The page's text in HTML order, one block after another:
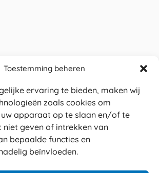
Toestemming beheren
ervaring te bieden, maken wij
zoals cookies om
apparaat op te slaan en/of te
niet geven of intrekken van
bepaalde functies en
beïnvloeden.